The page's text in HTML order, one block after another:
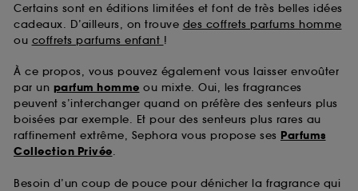
Certains sont en éditions limitées et font de très belles idées
cadeaux. D’ailleurs, on trouve des coffrets parfums homme
ou coffrets parfums enfant !
À ce propos, vous pouvez également vous laisser envoûter
par un parfum homme ou mixte. Oui, les fragrances
peuvent s’interchanger quand on préfère des senteurs plus
boisées par exemple. Et pour des senteurs plus rares au
raffinement extrême, Sephora vous propose ses Parfums
Collection Privée.
Besoin d’un coup de pouce pour dénicher la fragrance qui